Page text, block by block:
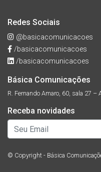
Redes Sociais
@basicacomunicacoes
/basicacomunicacoes
/basicacomunicacoes
Básica Comunicações
R. Fernando Amaro, 60, sala 27
Receba novidades
© Copyright - Básica